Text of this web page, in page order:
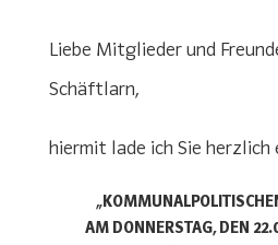
Liebe Mitglieder und
Schäftlarn,
hiermit lade ich Sie herzlich
AM DONNERSTAG, DEN